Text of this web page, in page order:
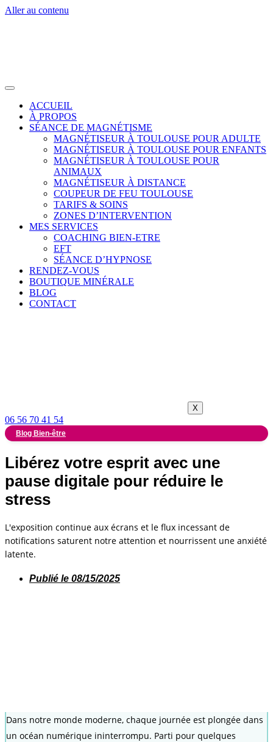
Aller au contenu
ACCUEIL
À PROPOS
SÉANCE DE MAGNÉTISME
MAGNÉTISEUR À TOULOUSE POUR ADULTE
MAGNÉTISEUR À TOULOUSE POUR ENFANTS
MAGNÉTISEUR À TOULOUSE POUR
ANIMAUX
MAGNÉTISEUR À DISTANCE
COUPEUR DE FEU TOULOUSE
TARIFS & SOINS
ZONES D’INTERVENTION
MES SERVICES
COACHING BIEN-ETRE
EFT
SÉANCE D’HYPNOSE
RENDEZ-VOUS
BOUTIQUE MINÉRALE
BLOG
CONTACT
X
06 56 70 41 54
Blog Bien-être
Libérez votre esprit avec une
pause digitale pour réduire le
stress
L'exposition continue aux écrans et le flux incessant de
notifications saturent notre attention et nourrissent une anxiété
latente.
Publié le 08/15/2025
Dans notre monde moderne, chaque journée est plongée dans
un océan numérique ininterrompu. Parti pour quelques